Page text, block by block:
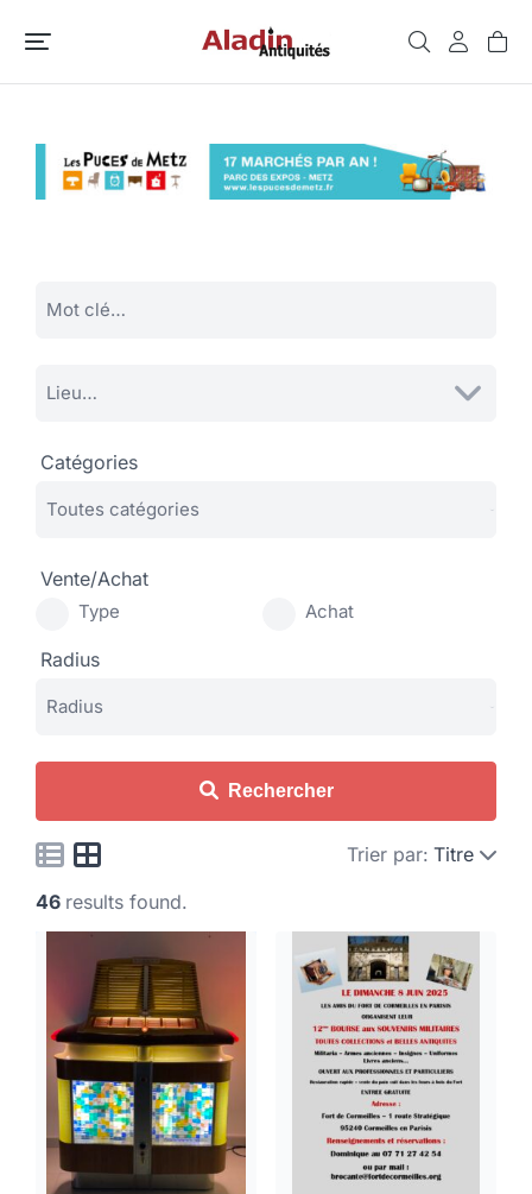
Catégories
Vente/Achat
Type Achat
Radius
Rechercher
Trier par: Titre
46 results found.